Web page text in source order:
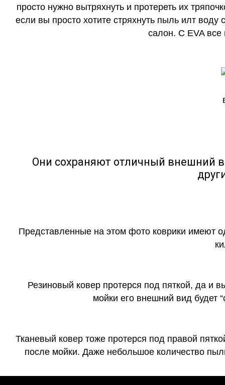
просто нужно вытряхнуть и протереть их
если вы просто хотите стряхнуть пыль илт воду
салон. С EVA все
Они сохраняют отличный внешний
Представленные на этом фото коврики имеют
Резиновый ковер протерся под пяткой, да и
мойки его внешний вид будет
Тканевый ковер тоже протерся под правой
после мойки. Даже небольшое количество